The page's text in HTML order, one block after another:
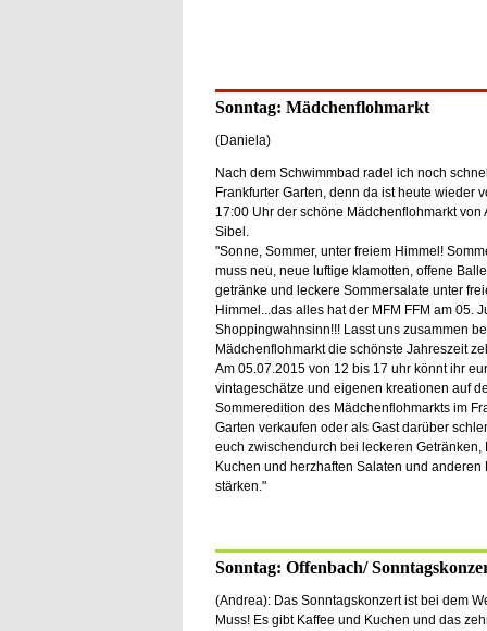
Sonntag: Mädchenflohmarkt
(Daniela)
Nach dem Schwimmbad radel ich noch
Frankfurter Garten, denn da ist heute wieder
17:00 Uhr der schöne Mädchenflohmarkt von
Sibel.
"Sonne, Sommer, unter freiem Himmel!
muss neu, neue luftige klamotten, offene
getränke und leckere Sommersalate unter
Himmel...das alles hat der MFM FFM am 05.
Shoppingwahnsinn!!! Lasst uns zusammen
Mädchenflohmarkt die schönste Jahreszeit
Am 05.07.2015 von 12 bis 17 uhr könnt ihr
vintageschätze und eigenen kreationen auf
Sommeredition des Mädchenflohmarkts im
Garten verkaufen oder als Gast darüber
euch zwischendurch bei leckeren Getränken,
Kuchen und herzhaften Salaten und anderen
stärken."
Sonntag: Offenbach/
(Andrea): Das Sonntagskonzert ist bei dem
Muss! Es gibt Kaffee und Kuchen und das